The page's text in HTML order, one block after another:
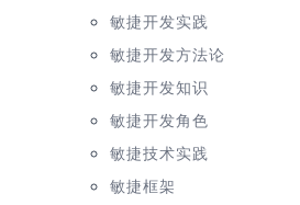
敏捷开发实践
敏捷开发方法论
敏捷开发知识
敏捷开发角色
敏捷技术实践
敏捷框架